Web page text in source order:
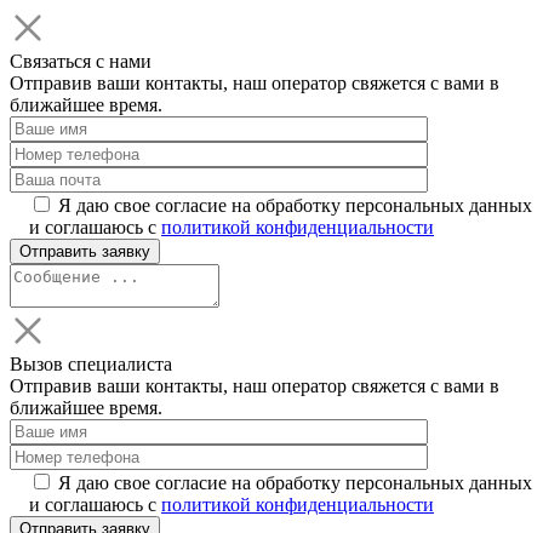
Связаться с нами
Отправив ваши контакты, наш оператор свяжется с вами в
ближайшее время.
Я даю свое согласие на обработку персональных данных
и соглашаюсь с политикой конфиденциальности
Вызов специалиста
Отправив ваши контакты, наш оператор свяжется с вами в
ближайшее время.
Я даю свое согласие на обработку персональных данных
и соглашаюсь с политикой конфиденциальности